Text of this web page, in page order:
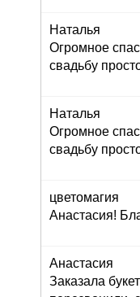
Наталья
Огромное
свадьбу
Наталья
Огромное
свадьбу
цветомагия
Анастасия!
Анастасия
Заказала